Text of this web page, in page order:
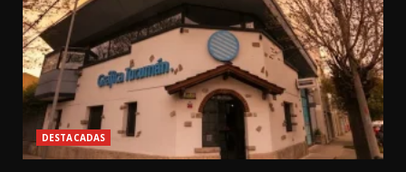
DESTACADAS